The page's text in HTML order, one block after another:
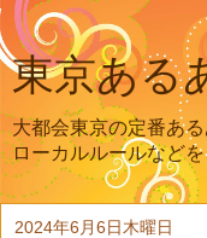
東京ある
大都会東京の定番あ
ローカルルールなど
2024年6月6日木曜日